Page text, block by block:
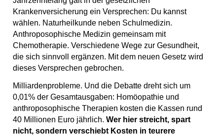
Krankenversicherung ein Versprechen: Du kannst
wählen. Naturheilkunde neben Schulmedizin.
Anthroposophische Medizin gemeinsam mit
Chemotherapie. Verschiedene Wege zur Gesundheit,
die sich sinnvoll ergänzen. Mit dem neuen Gesetz wird
dieses Versprechen gebrochen.
Milliardenprobleme. Und die Debatte dreht sich um
0,01% der Gesamtausgaben: Homöopathie und
anthroposophische Therapien kosten die Kassen rund
40 Millionen Euro jährlich. Wer hier streicht, spart
nicht, sondern verschiebt Kosten in teurere